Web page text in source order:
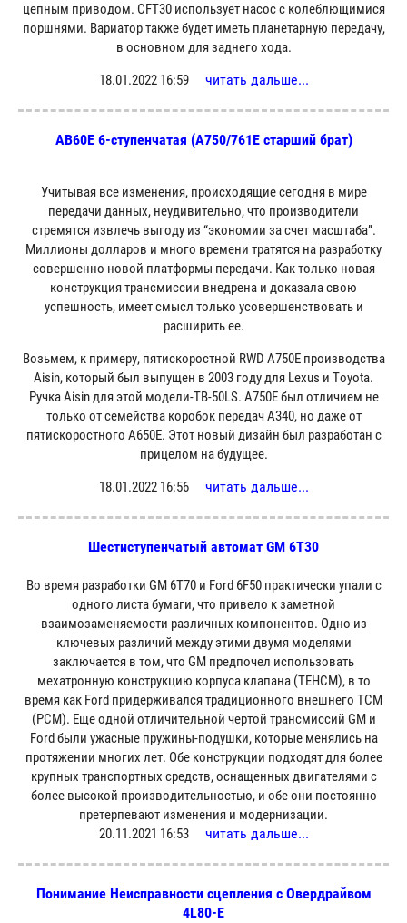
цепным приводом. CFT30 использует насос с колеблющимися
поршнями. Вариатор также будет иметь планетарную передачу,
в основном для заднего хода.
18.01.2022 16:59
читать дальше...
AB60E 6-ступенчатая (A750/761E старший брат)
Учитывая все изменения, происходящие сегодня в мире
передачи данных, неудивительно, что производители
стремятся извлечь выгоду из “экономии за счет масштаба”.
Миллионы долларов и много времени тратятся на разработку
совершенно новой платформы передачи. Как только новая
конструкция трансмиссии внедрена и доказала свою
успешность, имеет смысл только усовершенствовать и
расширить ее.
Возьмем, к примеру, пятискоростной RWD A750E производства
Aisin, который был выпущен в 2003 году для Lexus и Toyota.
Ручка Aisin для этой модели-TB-50LS. A750E был отличием не
только от семейства коробок передач A340, но даже от
пятискоростного A650E. Этот новый дизайн был разработан с
прицелом на будущее.
18.01.2022 16:56
читать дальше...
Шестиступенчатый автомат GM 6T30
Во время разработки GM 6T70 и Ford 6F50 практически упали с
одного листа бумаги, что привело к заметной
взаимозаменяемости различных компонентов. Одно из
ключевых различий между этими двумя моделями
заключается в том, что GM предпочел использовать
мехатронную конструкцию корпуса клапана (TEHCM), в то
время как Ford придерживался традиционного внешнего TCM
(PCM). Еще одной отличительной чертой трансмиссий GM и
Ford были ужасные пружины-подушки, которые менялись на
протяжении многих лет. Обе конструкции подходят для более
крупных транспортных средств, оснащенных двигателями с
более высокой производительностью, и обе они постоянно
претерпевают изменения и модернизации.
20.11.2021 16:53
читать дальше...
Понимание Неисправности сцепления с Овердрайвом
4L80-E